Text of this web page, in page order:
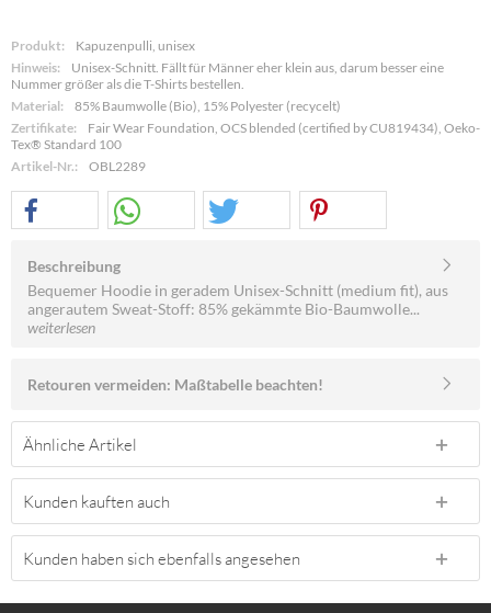
Produkt:
Kapuzenpulli, unisex
Hinweis:
Unisex-Schnitt. Fällt für Männer eher klein aus, darum besser eine
Nummer größer als die T-Shirts bestellen.
Material:
85% Baumwolle (Bio), 15% Polyester (recycelt)
Zertifikate:
Fair Wear Foundation, OCS blended (certified by CU819434), Oeko-
Tex® Standard 100
Artikel-Nr.:
OBL2289
Beschreibung
Bequemer Hoodie in geradem Unisex-Schnitt (medium fit), aus
angerautem Sweat-Stoff: 85% gekämmte Bio-Baumwolle...
weiterlesen
Retouren vermeiden: Maßtabelle beachten!
Ähnliche Artikel
Kunden kauften auch
Kunden haben sich ebenfalls angesehen